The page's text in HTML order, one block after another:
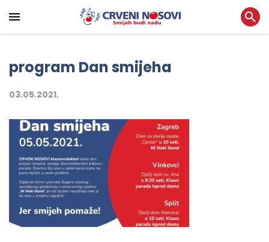
program Dan smijeha
03.05.2021.